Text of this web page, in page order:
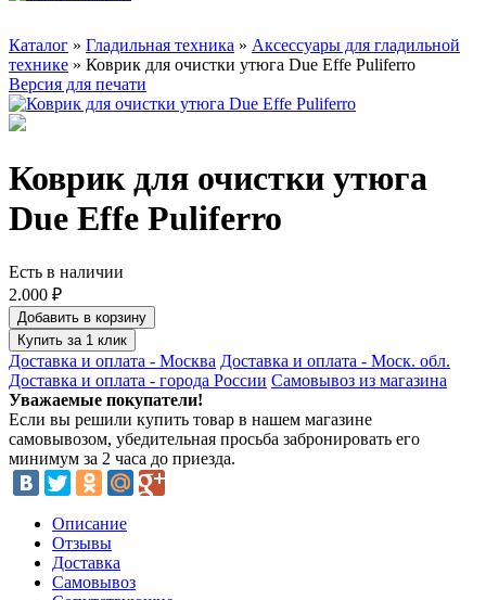
Каталог » Гладильная техника » Аксессуары для гладильной
технике » Коврик для очистки утюга Due Effe Puliferro
Версия для печати
Коврик для очистки утюга
Due Effe Puliferro
Есть в наличии
2.000 ₽
Добавить в корзину
Купить за 1 клик
Доставка и оплата - Москва Доставка и оплата - Моск. обл.
Доставка и оплата - города России Самовывоз из магазина
Уважаемые покупатели!
Если вы решили купить товар в нашем магазине
самовывозом, убедительная просьба забронировать его
минимум за 2 часа до приезда.
Описание
Отзывы
Доставка
Самовывоз